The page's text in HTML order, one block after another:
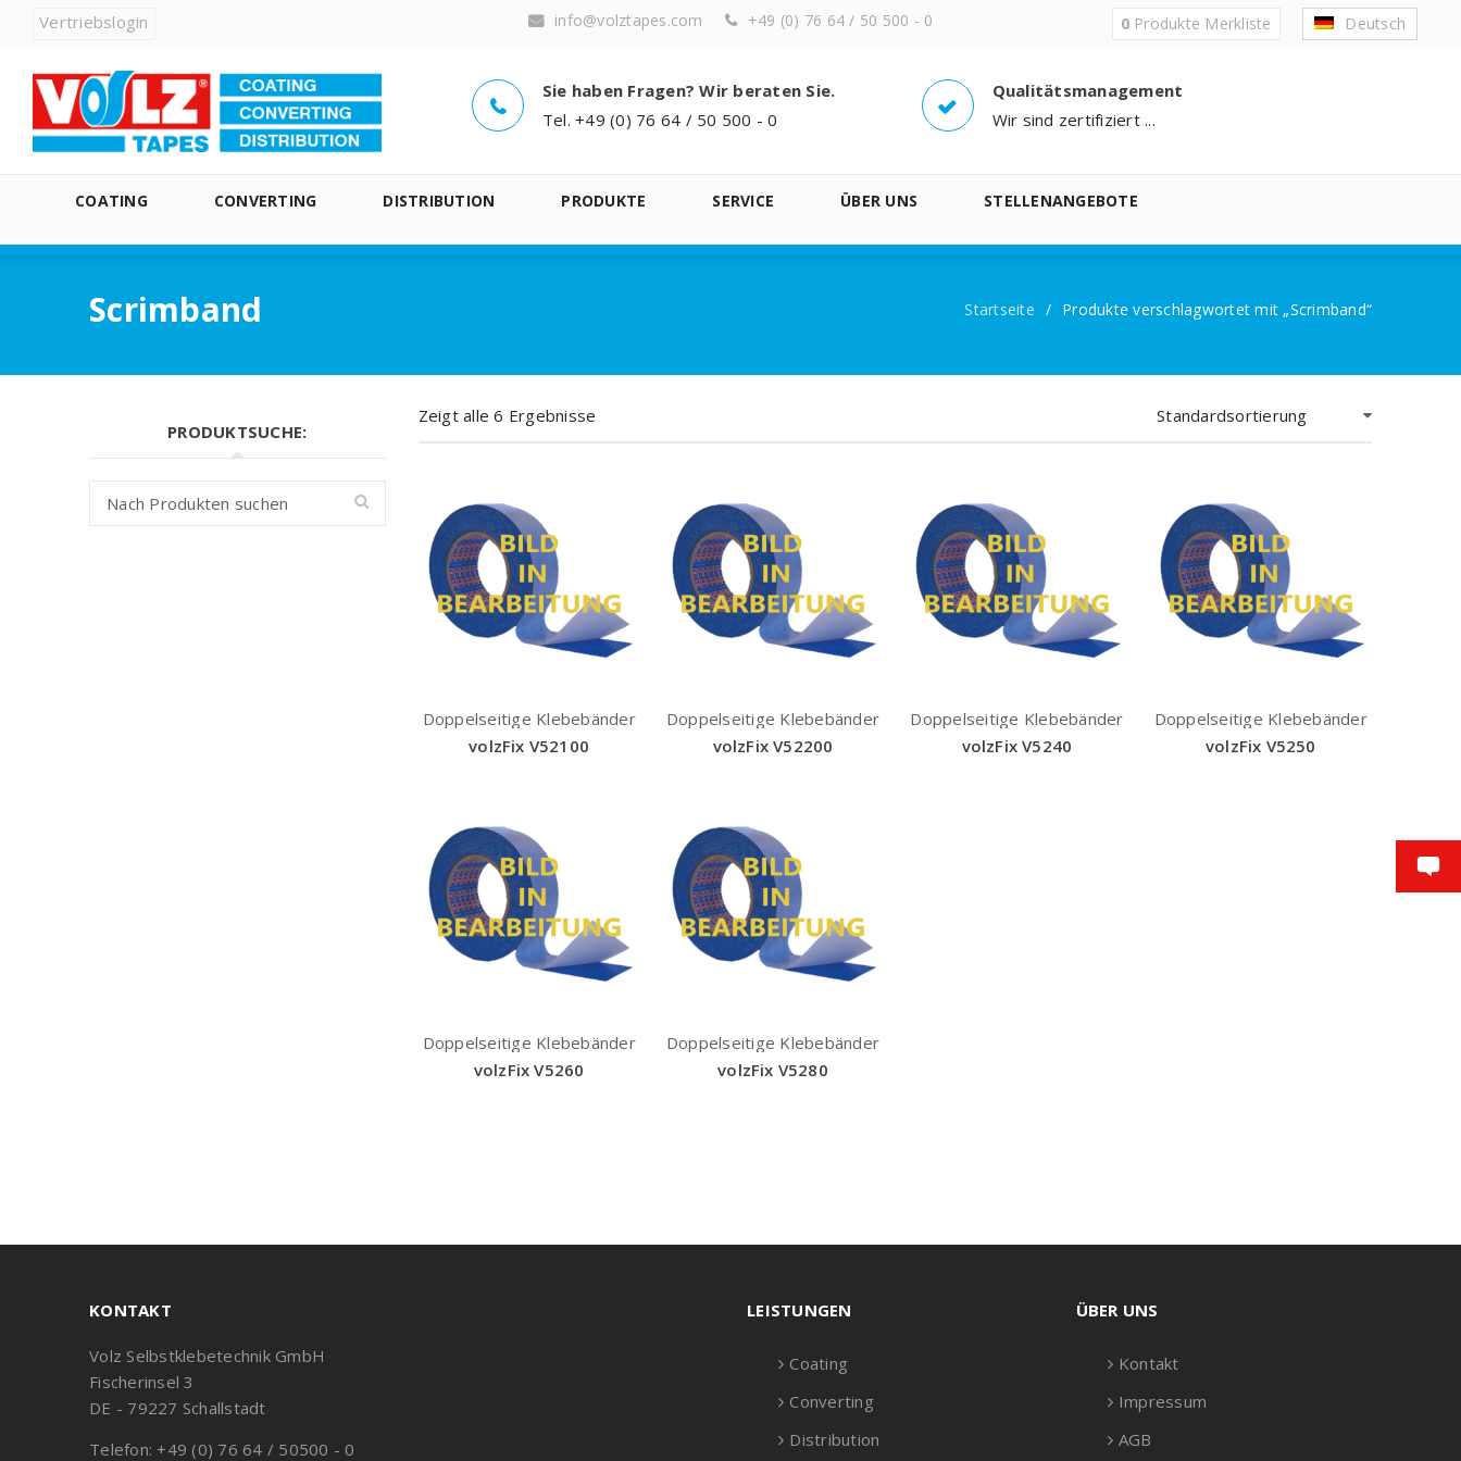
Vertriebslogin info@volztapes.com +49 (0) 76 64 / 50 500 - 0 0Produkte Merkliste Deutsch
Sie haben Fragen? Wir beraten Sie.
Tel. +49 (0) 76 64 / 50 500 - 0
Qualitätsmanagement
Wir sind zertifiziert ...
COATING CONVERTING DISTRIBUTION PRODUKTE SERVICE ÜBER UNS STELLENANGEBOTE
Scrimband Startseite / Produkte verschlagwortet mit „Scrimband“
PRODUKTSUCHE:
Zeigt alle 6 Ergebnisse Standardsortierung
Doppelseitige Klebebänder
volzFix V52100
Doppelseitige Klebebänder
volzFix V52200
Doppelseitige Klebebänder
volzFix V5240
Doppelseitige Klebebänder
volzFix V5250
Doppelseitige Klebebänder
volzFix V5260
Doppelseitige Klebebänder
volzFix V5280
KONTAKT
Volz Selbstklebetechnik GmbH
Fischerinsel 3
DE - 79227 Schallstadt
Telefon: +49 (0) 76 64 / 50500 - 0
LEISTUNGEN
Coating
Converting
Distribution
ÜBER UNS
Kontakt
Impressum
AGB